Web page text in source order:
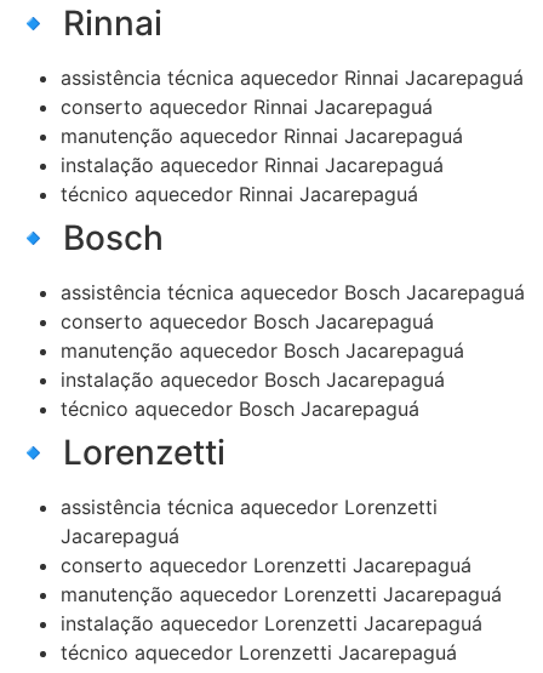
🔹 Rinnai
assistência técnica aquecedor Rinnai Jacarepaguá
conserto aquecedor Rinnai Jacarepaguá
manutenção aquecedor Rinnai Jacarepaguá
instalação aquecedor Rinnai Jacarepaguá
técnico aquecedor Rinnai Jacarepaguá
🔹 Bosch
assistência técnica aquecedor Bosch Jacarepaguá
conserto aquecedor Bosch Jacarepaguá
manutenção aquecedor Bosch Jacarepaguá
instalação aquecedor Bosch Jacarepaguá
técnico aquecedor Bosch Jacarepaguá
🔹 Lorenzetti
assistência técnica aquecedor Lorenzetti
Jacarepaguá
conserto aquecedor Lorenzetti Jacarepaguá
manutenção aquecedor Lorenzetti Jacarepaguá
instalação aquecedor Lorenzetti Jacarepaguá
técnico aquecedor Lorenzetti Jacarepaguá